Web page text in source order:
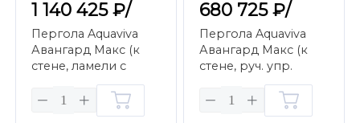
1 140 425 ₽/
Пергола Aquaviva
Авангард Макс (к
стене, ламели с
электропр., 4х6м,
белый)
680 725 ₽/
Пергола Aquaviva
Авангард Макс (к
стене, руч. упр.
ламелями, 4х4м,
антрацит)